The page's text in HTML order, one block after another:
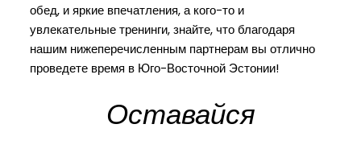
обед, и яркие впечатления, а кого-то и
увлекательные тренинги, знайте, что благодаря
нашим нижеперечисленным партнерам вы отлично
проведете время в Юго-Восточной Эстонии!
Оставайся